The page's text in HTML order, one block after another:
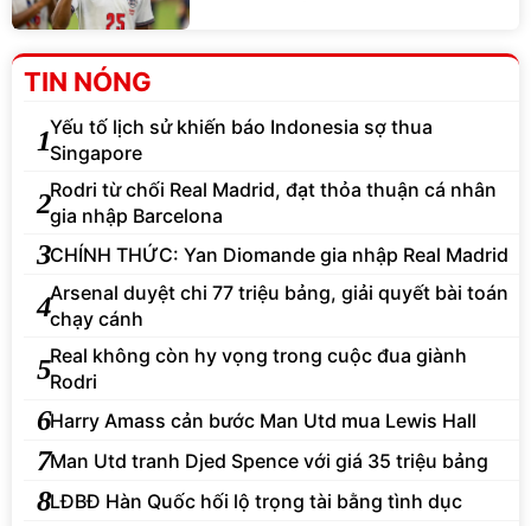
TIN NÓNG
1Yếu tố lịch sử khiến báo Indonesia sợ thua
Singapore
2Rodri từ chối Real Madrid, đạt thỏa thuận cá nhân
gia nhập Barcelona
3CHÍNH THỨC: Yan Diomande gia nhập Real Madrid
4Arsenal duyệt chi 77 triệu bảng, giải quyết bài toán
chạy cánh
5Real không còn hy vọng trong cuộc đua giành
Rodri
6Harry Amass cản bước Man Utd mua Lewis Hall
7Man Utd tranh Djed Spence với giá 35 triệu bảng
8LĐBĐ Hàn Quốc hối lộ trọng tài bằng tình dục